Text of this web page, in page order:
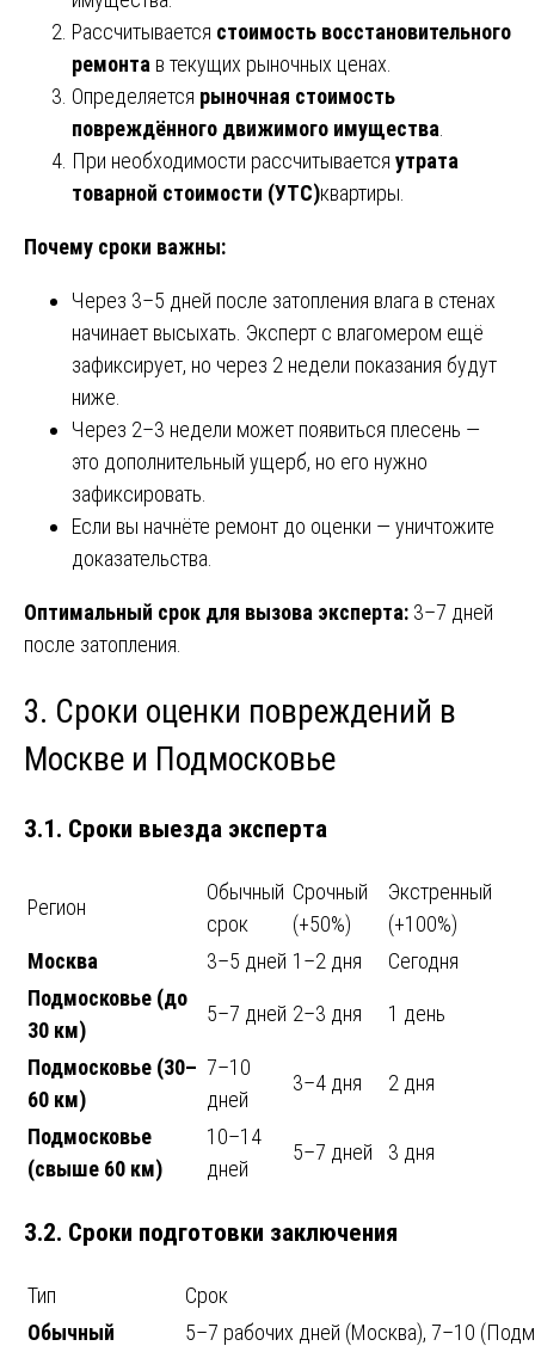
Рассчитывается стоимость восстановительного
ремонта в текущих рыночных ценах.
Определяется рыночная стоимость
повреждённого движимого имущества.
При необходимости рассчитывается утрата
товарной стоимости (УТС)квартиры.
Почему сроки важны:
Через 3–5 дней после затопления влага в стенах
начинает высыхать. Эксперт с влагомером ещё
зафиксирует, но через 2 недели показания будут
ниже.
Через 2–3 недели может появиться плесень —
это дополнительный ущерб, но его нужно
зафиксировать.
Если вы начнёте ремонт до оценки — уничтожите
доказательства.
Оптимальный срок для вызова эксперта: 3–7 дней
после затопления.
3. Сроки оценки повреждений в
Москве и Подмосковье
3.1. Сроки выезда эксперта
Регион
Обычный
срок
Срочный
(+50%)
Экстренный
(+100%)
Москва
3–5 дней 1–2 дня
Сегодня
Подмосковье (до
30 км)
5–7 дней 2–3 дня 1 день
Подмосковье (30–
60 км)
7–10
дней
3–4 дня 2 дня
Подмосковье
(свыше 60 км)
10–14
дней
5–7 дней 3 дня
3.2. Сроки подготовки заключения
Тип
Срок
Обычный
5–7 рабочих дней (Москва), 7–10